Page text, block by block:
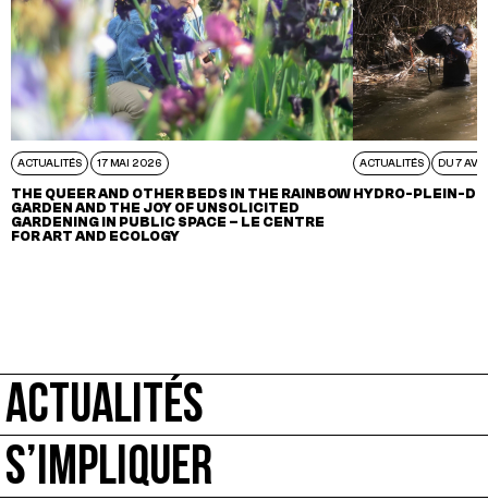
ACTUALITÉS 17 MAI 2026
THE QUEER AND OTHER BEDS IN THE RAINBOW
GARDEN AND THE JOY OF UNSOLICITED
GARDENING IN PUBLIC SPACE – LE CENTRE
FOR ART AND ECOLOGY
ACTUALITÉS DU 7
HYDRO-PLEIN-
ACTUALITÉS
S’IMPLIQUER